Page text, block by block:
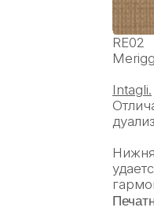
RE02
Intagli.